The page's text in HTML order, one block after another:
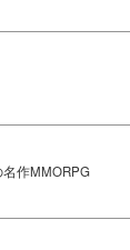
作MMORPG